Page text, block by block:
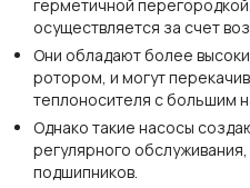
герметичной
осуществляется за счет
Они обладают более
ротором, и могут
теплоносителя с большим
Однако такие насосы
регулярного
подшипников.